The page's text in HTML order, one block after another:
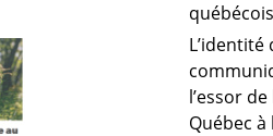
l’essor
Québec